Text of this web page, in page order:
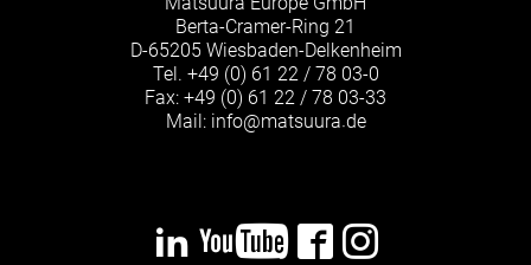
Berta-Cramer-Ring 21
D-65205 Wiesbaden-Delkenheim
Tel.+49 (0) 61 22 / 78 03-0
Fax: +49 (0) 61 22 / 78 03-33
Mail:info @ matsuura de